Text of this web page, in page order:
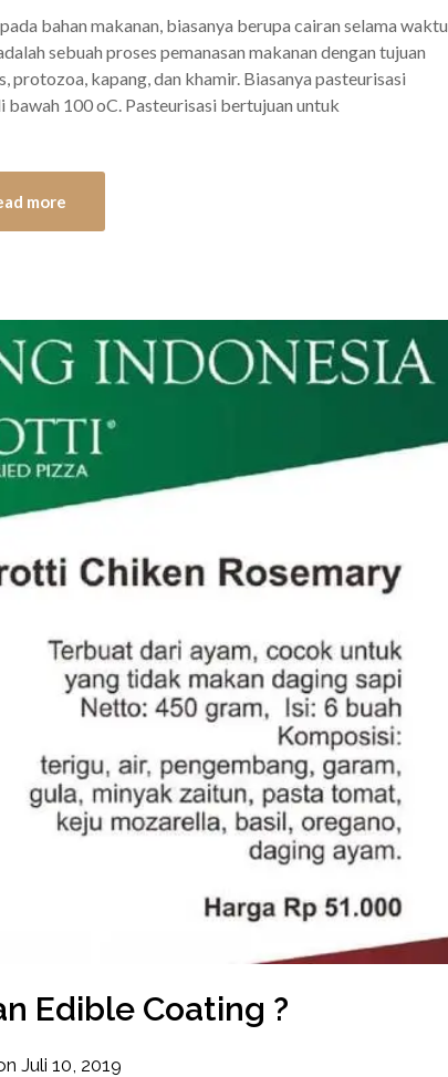
bahan makanan, biasanya berupa cairan selama waktu
sebuah proses pemanasan makanan dengan tujuan
kapang, dan khamir. Biasanya pasteurisasi
bawah 100 oC. Pasteurisasi bertujuan untuk
more
Edible Coating ?
Juli 10, 2019